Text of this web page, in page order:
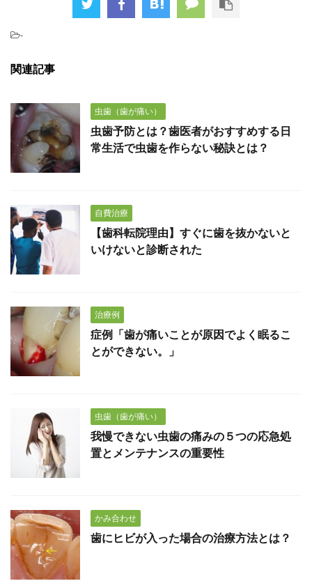
-
関連記事
虫歯（歯が痛い）
虫歯予防とは？歯医者がおすすめする日
常生活で虫歯を作らない秘訣とは？
自費治療
【歯科転院理由】すぐに歯を抜かないと
いけないと診断された
治療例
症例「歯が痛いことが原因でよく眠るこ
とができない。」
虫歯（歯が痛い）
我慢できない虫歯の痛みの５つの応急処
置とメンテナンスの重要性
かみ合わせ
歯にヒビが入った場合の治療方法とは？